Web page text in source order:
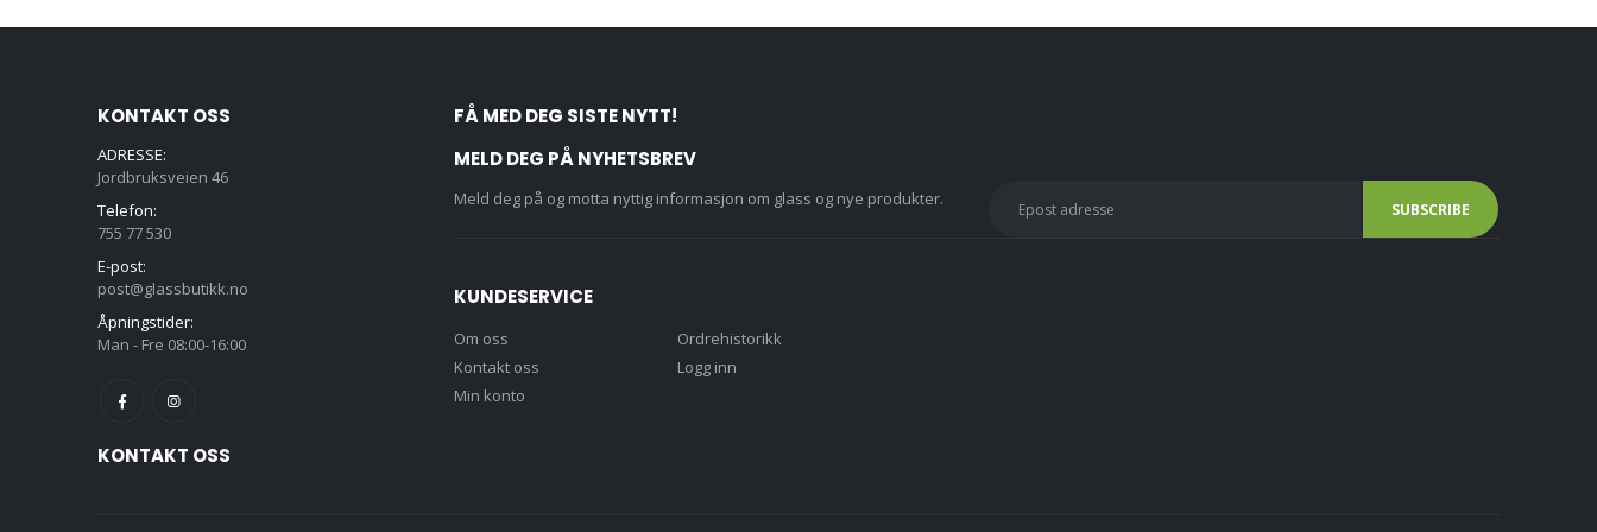
KONTAKT OSS
ADRESSE:
Jordbruksveien 46
Telefon:
755 77 530
E-post:
post@glassbutikk.no
Åpningstider:
Man - Fre 08:00-16:00
KONTAKT OSS
FÅ MED DEG SISTE NYTT!
MELD DEG PÅ NYHETSBREV
Meld deg på og motta nyttig informasjon om glass og nye produkter.
KUNDESERVICE
Om oss
Kontakt oss
Min konto
Ordrehistorikk
Logg inn